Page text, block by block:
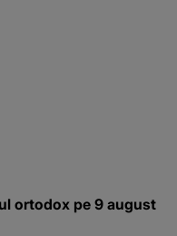
ortodox pe 9 august